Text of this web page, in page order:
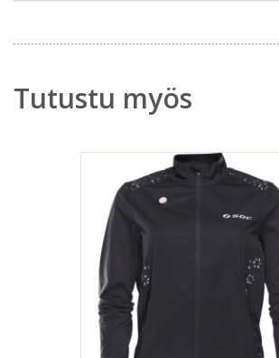
Tutustu myös